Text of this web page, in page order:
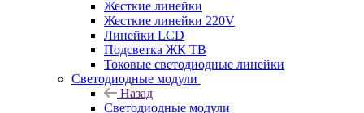
Жесткие линейки
Жесткие линейки 220V
Линейки LCD
Подсветка ЖК ТВ
Токовые светодиодные линейки
Светодиодные модули
Назад
Светодиодные модули